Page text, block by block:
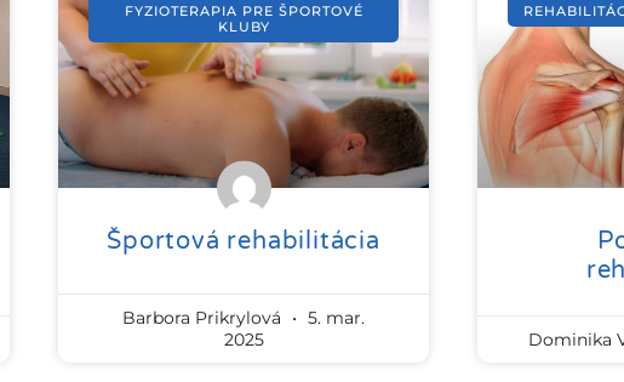
FYZIOTERAPIA PRE ŠPORTOVÉ
KLUBY
Športová rehabilitácia
Barbora Prikrylová
5. mar.
2025
Dominika